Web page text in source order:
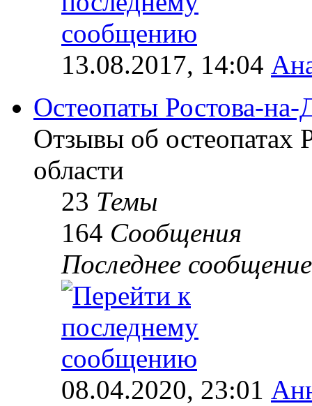
13.08.2017, 14:04
Остеопаты Ростова-
Отзывы об остеопатах
области
23 Темы
164 Сообщения
Последнее сообщение
08.04.2020, 23:01